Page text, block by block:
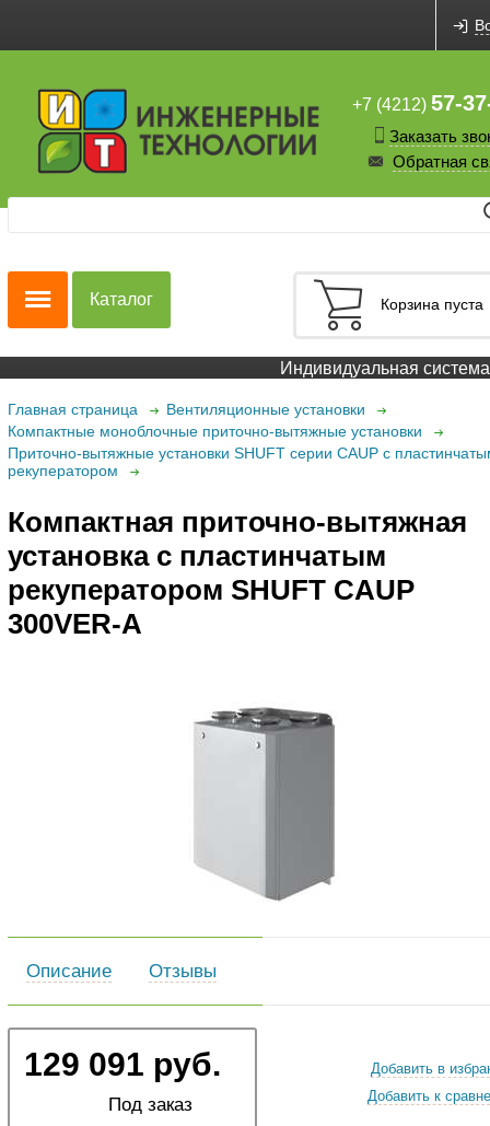
+7 (4212) 57-
Заказать
Обратная
Корзина пуста
Каталог
Индивидуальная система
Главная страница
Вентиляционные установки
Компактные моноблочные приточно-вытяжные установки
Приточно-вытяжные установки SHUFT серии CAUP с
рекуператором
Компактная приточно-вытяжная
установка с пластинчатым
рекуператором SHUFT CAUP
300VER-A
Описание Отзывы
129 091 руб.
Под заказ
Добавить в
Добавить к